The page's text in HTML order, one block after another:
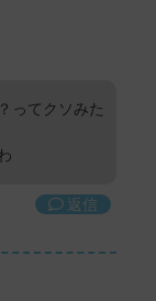
ってクソみた
返信